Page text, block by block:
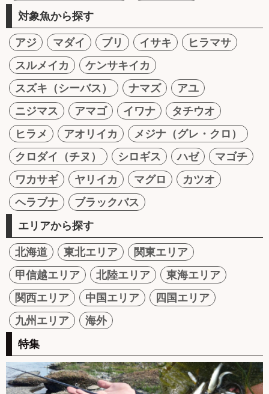
対象魚から探す
アジ マダイ ブリ イサキ
ヒラマサ
スルメイカ
ケンサキイカ
スズキ（シーバス）
ナマズ
アユ
ニジマス
アマゴ イワナ
タチウオ
ヒラメ
アオリイカ
メジナ（グレ・クロ）
クロダイ（チヌ）
シロギス ハゼ
マゴチ
ワカサギ
ヤリイカ マグロ
カツオ
ヘラブナ
ブラックバス
エリアから探す
北海道 東北エリア
関東エリア
甲信越エリア
北陸エリア
東海エリア
関西エリア
中国エリア
四国エリア
九州エリア
海外
特集